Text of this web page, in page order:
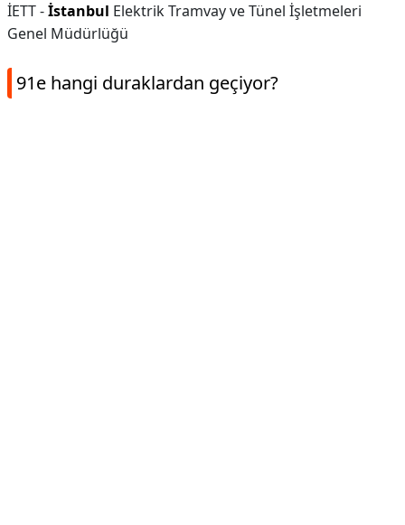
İETT -İstanbul Elektrik Tramvay ve Tünel İşletmeleri
Genel Müdürlüğü
91e hangi duraklardan geçiyor?